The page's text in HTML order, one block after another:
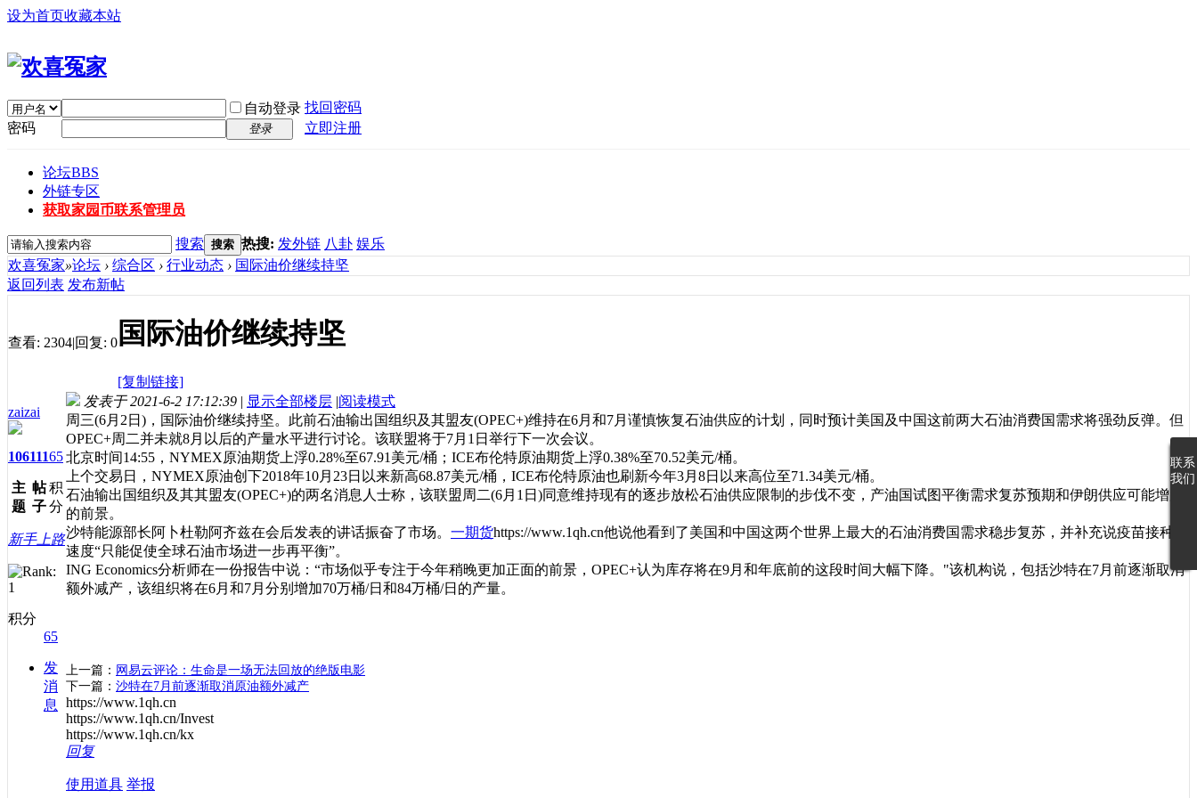
设为首页收藏本站
联系
我们
自动登录 找回密码
密码
登录 立即注册
论坛BBS
外链专区
获取家园币联系管理员
搜索 搜索 热搜: 发外链 八卦 娱乐
欢喜冤家»论坛 › 综合区 › 行业动态 › 国际油价继续持坚
返回列表 发布新帖
查看: 2304|回复: 0 国际油价继续持坚
[复制链接]
zaizai
106
主
题
111
帖
子
65
积
分
新手上路
积分
65
发
消
息
发表于 2021-6-2 17:12:39 | 显示全部楼层 |阅读模式
周三(6月2日)，国际油价继续持坚。此前石油输出国组织及其盟友(OPEC+)维持在6月和7月谨慎恢复石油供应的计划，同时预计美国及中国这前两大石油消费国需求将强劲反弹。但
OPEC+周二并未就8月以后的产量水平进行讨论。该联盟将于7月1日举行下一次会议。
北京时间14:55，NYMEX原油期货上浮0.28%至67.91美元/桶；ICE布伦特原油期货上浮0.38%至70.52美元/桶。
上个交易日，NYMEX原油创下2018年10月23日以来新高68.87美元/桶，ICE布伦特原油也刷新今年3月8日以来高位至71.34美元/桶。
石油输出国组织及其其盟友(OPEC+)的两名消息人士称，该联盟周二(6月1日)同意维持现有的逐步放松石油供应限制的步伐不变，产油国试图平衡需求复苏预期和伊朗供应可能增加
的前景。
沙特能源部长阿卜杜勒阿齐兹在会后发表的讲话振奋了市场。 一期货https://www.1qh.cn他说他看到了美国和中国这两个世界上最大的石油消费国需求稳步复苏，并补充说疫苗接种的
速度“只能促使全球石油市场进一步再平衡”。
ING Economics分析师在一份报告中说：“市场似乎专注于今年稍晚更加正面的前景，OPEC+认为库存将在9月和年底前的这段时间大幅下降。"该机构说，包括沙特在7月前逐渐取消
额外减产，该组织将在6月和7月分别增加70万桶/日和84万桶/日的产量。
上一篇： 网易云评论：生命是一场无法回放的绝版电影
下一篇： 沙特在7月前逐渐取消原油额外减产
https://www.1qh.cn
https://www.1qh.cn/Invest
https://www.1qh.cn/kx
回复
使用道具 举报